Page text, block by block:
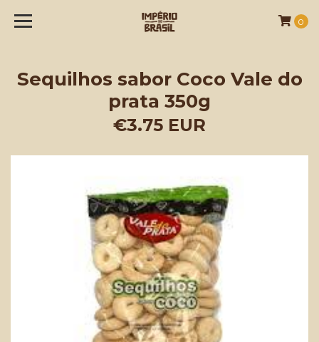
0
Sequilhos sabor Coco Vale do
prata 350g
€3.75 EUR